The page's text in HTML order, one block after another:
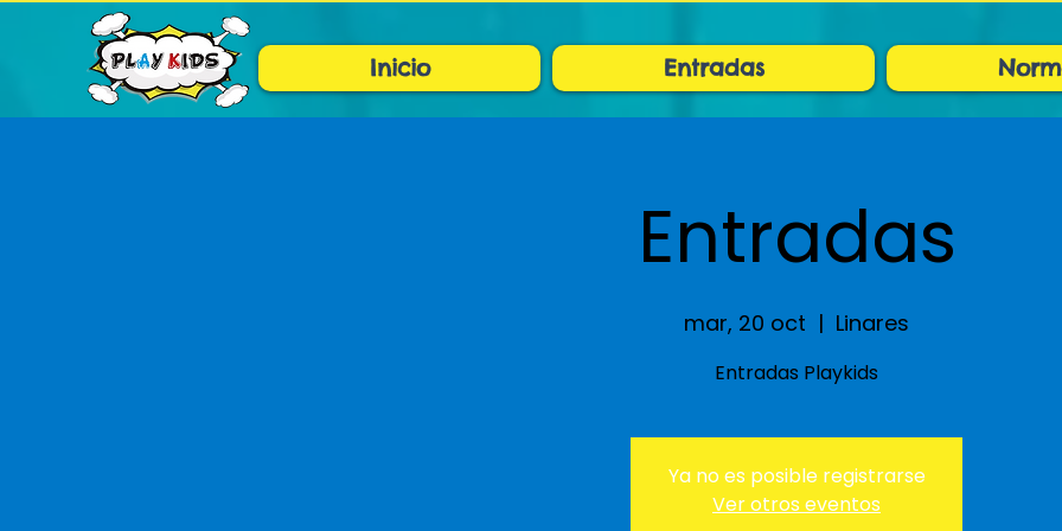
Inicio Entradas
Entradas
mar, 20 oct
  |
Linares
Entradas Playkids
Ya no es posible registrarse
Ver otros eventos